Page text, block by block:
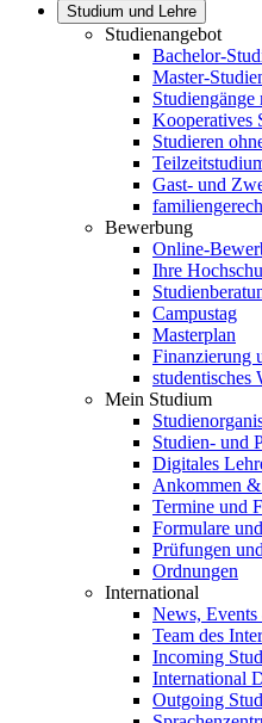
Studium und Lehre
Studienangebot
Bachelor-
Master-
Studiengänge
Kooperatives
Studieren
Gast- und
Bewerbung
Online-
Ihre
Campustag
Masterplan
Finanzierung
studentisches
Mein Studium
Studien- und
Digitales
Ankommen
Termine und
Formulare
Prüfungen
Ordnungen
International
News,
Team des
Incoming
International
Outgoing